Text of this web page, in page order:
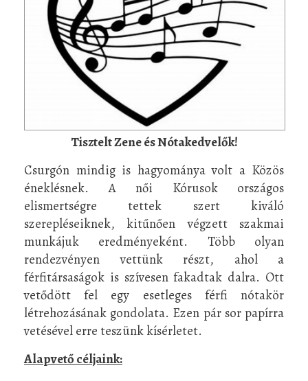
Tisztelt Zene és Nótakedvelők!
Csurgón mindig is hagyománya volt a Közös
éneklésnek. A női Kórusok országos
elismertségre tettek szert kiváló
szerepléseiknek, kitűnően végzett szakmai
munkájuk eredményeként. Több olyan
rendezvényen vettünk részt, ahol a
férfitársaságok is szívesen fakadtak dalra. Ott
vetődött fel egy esetleges férfi nótakör
létrehozásának gondolata. Ezen pár sor papírra
vetésével erre teszünk kísérletet.
Alapvető céljaink: